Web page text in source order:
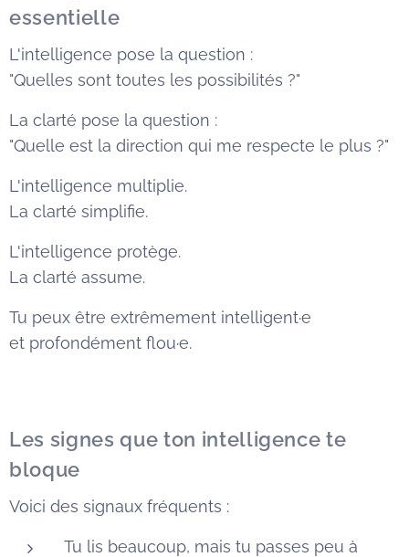
essentielle
L'intelligence pose la question :
"Quelles sont toutes les possibilités ?"
La clarté pose la question :
"Quelle est la direction qui me respecte le plus ?"
L'intelligence multiplie.
La clarté simplifie.
L'intelligence protège.
La clarté assume.
Tu peux être extrêmement intelligent·e
et profondément flou·e.
Les signes que ton intelligence te
bloque
Voici des signaux fréquents :
Tu lis beaucoup, mais tu passes peu à